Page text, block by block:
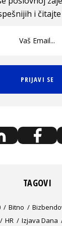
i
PRIJAVI SE
TAGOVI
Bitno
HR Izjava Dana